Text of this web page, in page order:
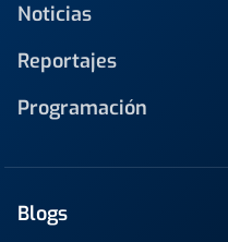
Noticias
Reportajes
Programación
Blogs